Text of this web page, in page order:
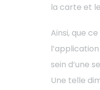
la carte et
Ainsi, que
sein d’une
Une telle